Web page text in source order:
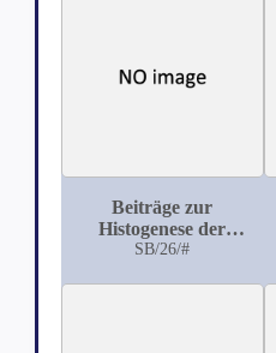
Beiträge zur
Histogenese der
Lungeninduration
SB/26/#